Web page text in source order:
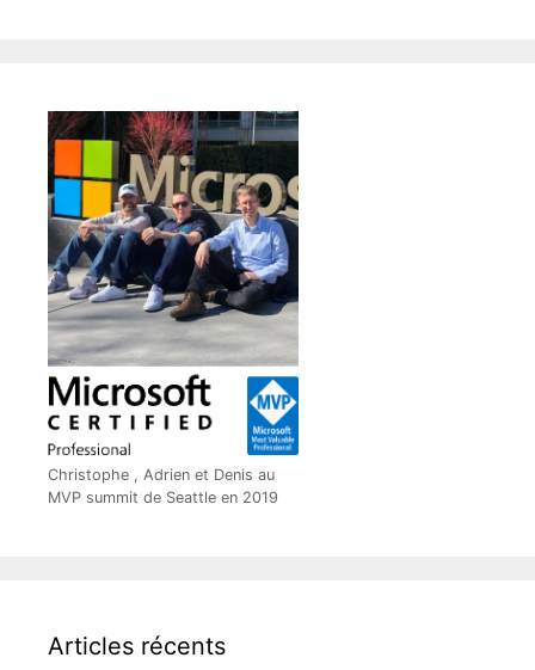
Christophe , Adrien et Denis au
MVP summit de Seattle en 2019
Articles récents